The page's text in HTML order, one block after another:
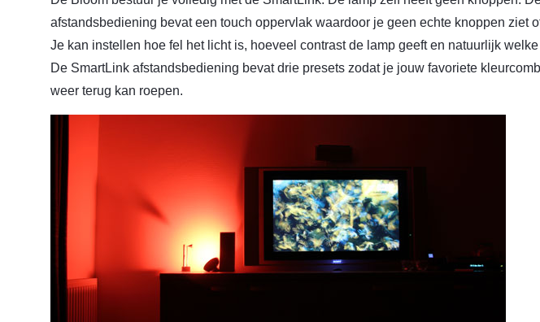
afstandsbediening bevat een touch oppervlak waardoor je geen echte knoppen ziet
Je kan instellen hoe fel het licht is, hoeveel contrast de lamp geeft en natuurlijk welke
De SmartLink afstandsbediening bevat drie presets zodat je jouw favoriete
weer terug kan roepen.